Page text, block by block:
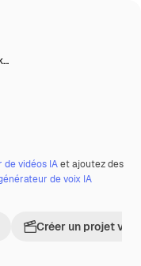
de vidéos IAet ajoutez des
de voix IA
Créer un projet